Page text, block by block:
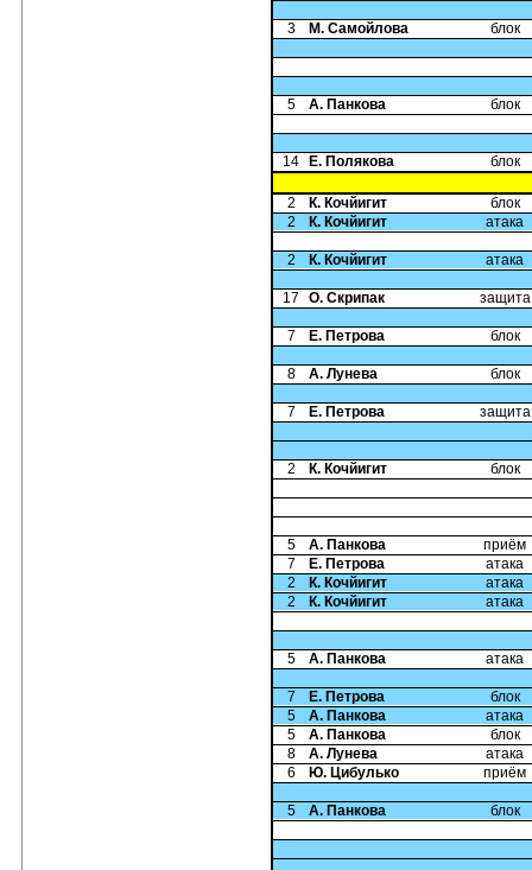
3 М. Самойлова блок
5 А. Панкова блок
14 Е. Полякова блок
2 К. Кочйигит
блок
2
К. Кочйигит атака
2 К. Кочйигит атака
17 О. Скрипак защита
7 Е. Петрова блок
8 А. Лунева блок
7 Е. Петрова защита
2 К. Кочйигит блок
5 А. Панкова
приём
7
Е. Петрова
атака
2
К. Кочйигит
атака
2
К. Кочйигит атака
5 А. Панкова атака
7 Е. Петрова
блок
5
А. Панкова
атака
5
А. Панкова
блок
8
А. Лунева
атака
6
Ю. Цибулько приём
5 А. Панкова блок